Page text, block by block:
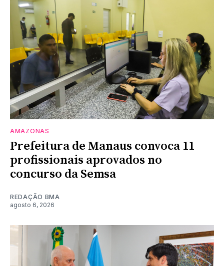
AMAZONAS
Prefeitura de Manaus convoca 11
profissionais aprovados no
concurso da Semsa
REDAÇÃO BMA
agosto 6, 2026